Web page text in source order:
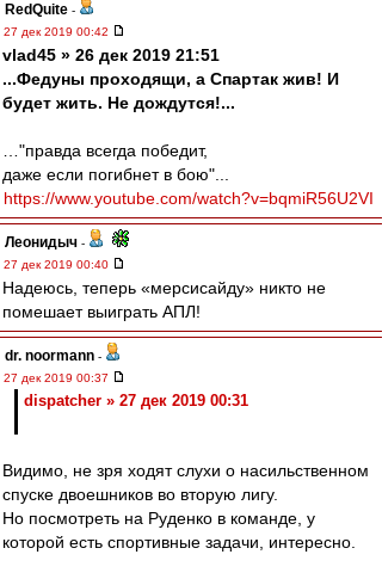
RedQuite -
27 дек 2019 00:42
vlad45 » 26 дек 2019 21:51
...Федуны проходящи, а Спартак жив! И
будет жить. Не дождутся!...
…"правда всегда победит,
даже если погибнет в бою"...
https://www.youtube.com/watch?v=bqmiR56U2VI
Леонидыч -
27 дек 2019 00:40
Надеюсь, теперь «мерсисайду» никто не
помешает выиграть АПЛ!
dr. noormann -
27 дек 2019 00:37
dispatcher » 27 дек 2019 00:31
Видимо, не зря ходят слухи о насильственном
спуске двоешников во вторую лигу.
Но посмотреть на Руденко в команде, у
которой есть спортивные задачи, интересно.